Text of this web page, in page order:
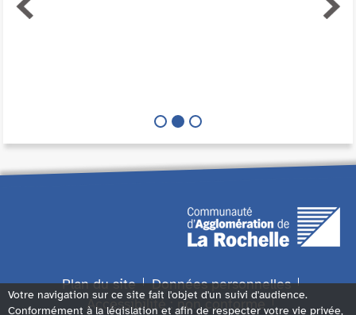
Plan du site
Données personnelles
Accessibilité : non conforme
Votre navigation sur ce site fait l'objet d'un suivi d'audience.
Conformément à la législation et afin de respecter votre vie privée,